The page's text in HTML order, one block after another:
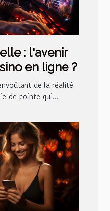
: l'avenir
en ligne ?
de la réalité
de pointe qui...